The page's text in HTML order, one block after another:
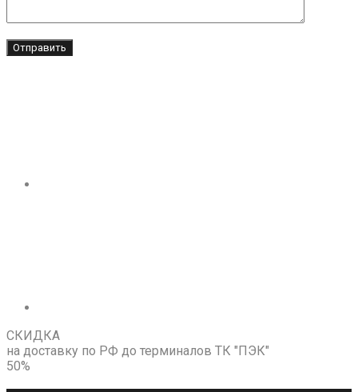
СКИДКА
на доставку по РФ до терминалов ТК "ПЭК"
50%